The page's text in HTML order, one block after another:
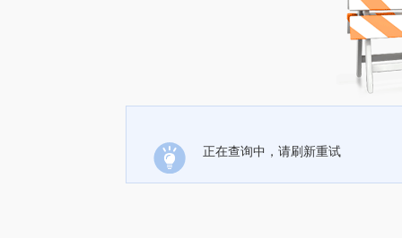
正在查询中，请刷新重试